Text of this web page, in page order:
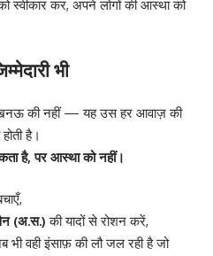
स्वीकार कर, अपने लोगों की आस्था को
भी
की नहीं — यह उस हर आवाज़ की
है।
है, पर आस्था को नहीं।
(अ.स.) की यादों से रोशन करें,
भी वही इंसाफ़ की लौ जल रही है जो